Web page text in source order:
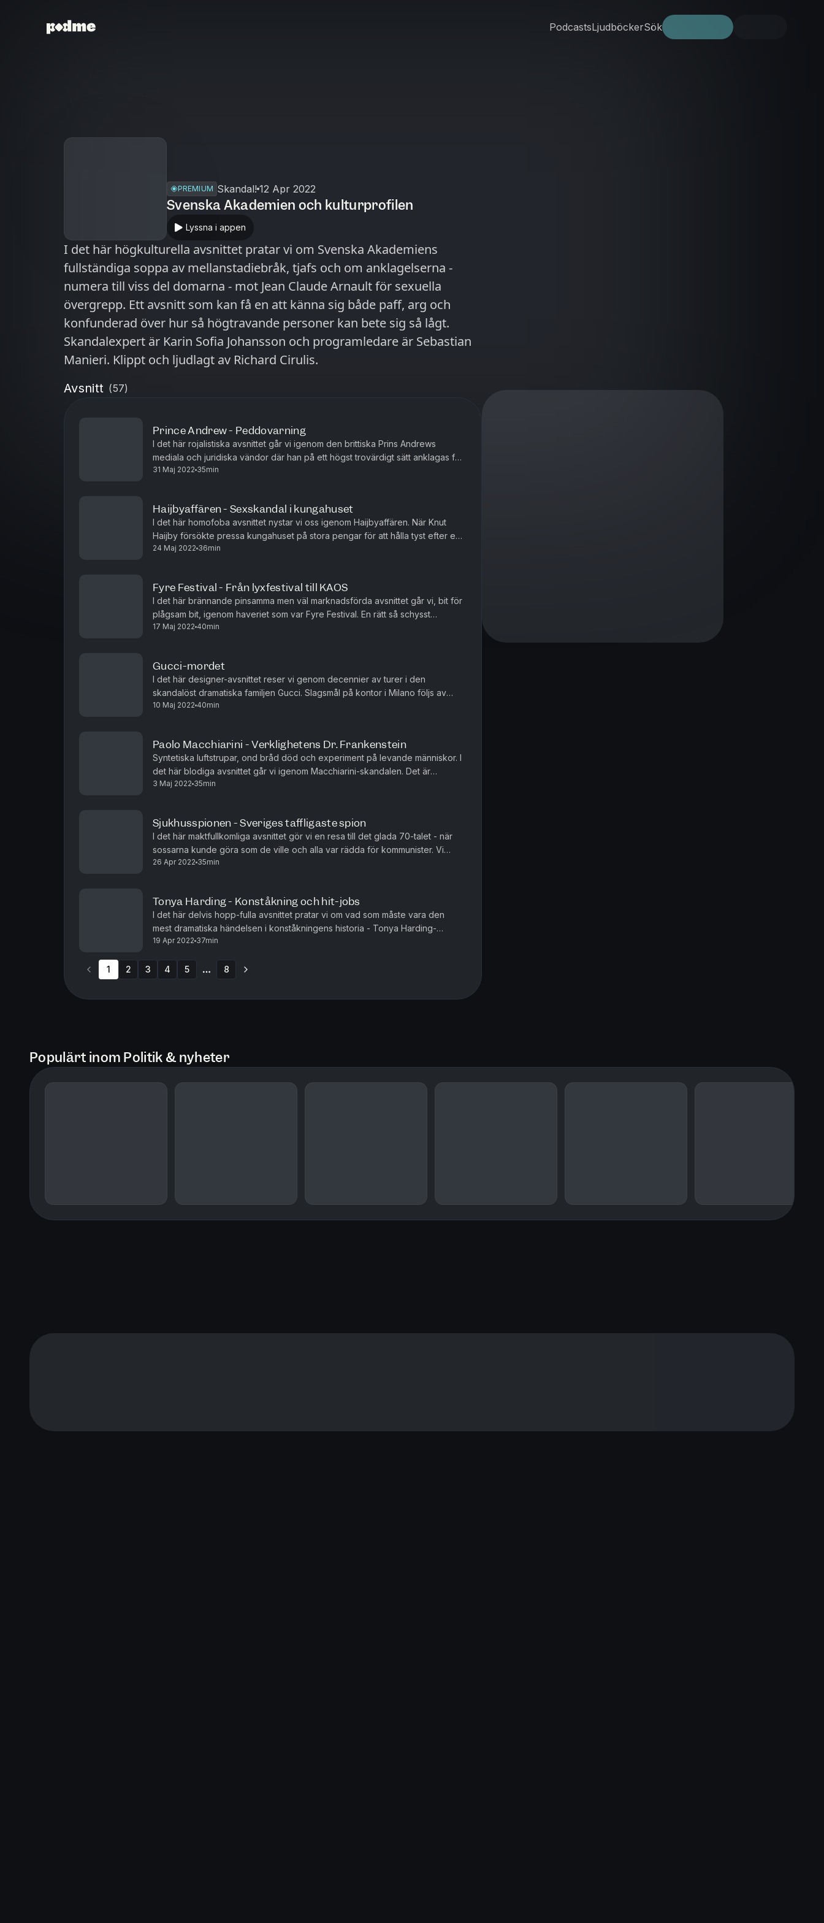
PodcastsLjudböckerSök
PREMIUM Skandal! 12 Apr 2022
Svenska Akademien och kulturprofilen
Lyssna i appen
I det här högkulturella avsnittet pratar vi om Svenska Akademiens
fullständiga soppa av mellanstadiebråk, tjafs och om anklagelserna -
numera till viss del domarna - mot Jean Claude Arnault för sexuella
övergrepp. Ett avsnitt som kan få en att känna sig både paff, arg och
konfunderad över hur så högtravande personer kan bete sig så lågt.
Skandalexpert är Karin Sofia Johansson och programledare är Sebastian
Manieri. Klippt och ljudlagt av Richard Cirulis.
Avsnitt (57)
Prince Andrew - Peddovarning
I det här rojalistiska avsnittet går vi igenom den brittiska Prins Andrews
mediala och juridiska vändor där han på ett högst trovärdigt sätt anklagas för
sexualbrott mot minderåriga. En rysk docka av ...
31 Maj 2022 35min
Haijbyaffären - Sexskandal i kungahuset
I det här homofoba avsnittet nystar vi oss igenom Haijbyaffären. När Knut
Haijby försökte pressa kungahuset på stora pengar för att hålla tyst efter en
påstådd sexuell relation med kung Gustaf V. En r...
24 Maj 2022 36min
Fyre Festival - Från lyxfestival till KAOS
I det här brännande pinsamma men väl marknadsförda avsnittet går vi, bit för
plågsam bit, igenom haveriet som var Fyre Festival. En rätt så schysst
grundidé som, boostad av en onödigt framgångsrik mar...
17 Maj 2022 40min
Gucci-mordet
I det här designer-avsnittet reser vi genom decennier av turer i den
skandalöst dramatiska familjen Gucci. Slagsmål på kontor i Milano följs av
kupper i styrelserum och till sist sker till och med ett...
10 Maj 2022 40min
Paolo Macchiarini - Verklighetens Dr. Frankenstein
Syntetiska luftstrupar, ond bråd död och experiment på levande människor. I
det här blodiga avsnittet går vi igenom Macchiarini-skandalen. Det är
berättelsen om oetiska experiment och om hur en charma...
3 Maj 2022 35min
Sjukhusspionen - Sveriges taffligaste spion
I det här maktfullkomliga avsnittet gör vi en resa till det glada 70-talet - när
sossarna kunde göra som de ville och alla var rädda för kommunister. Vi
kommer prata om Janne, Sveriges kanske minst ko...
26 Apr 2022 35min
Tonya Harding - Konståkning och hit-jobs
I det här delvis hopp-fulla avsnittet pratar vi om vad som måste vara den
mest dramatiska händelsen i konståkningens historia - Tonya Harding-
skandalen 1994. Historien gör mängder av piruetter som är ...
19 Apr 2022 37min
1 2 3 4 5 8
Populärt inom Politik & nyheter